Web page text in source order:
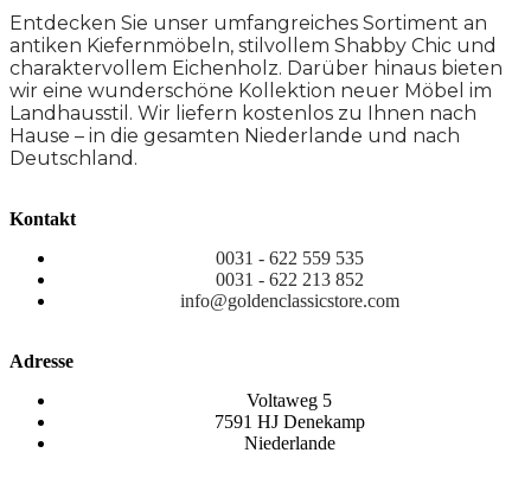
Entdecken Sie unser umfangreiches Sortiment an
antiken Kiefernmöbeln, stilvollem Shabby Chic und
charaktervollem Eichenholz. Darüber hinaus bieten
wir eine wunderschöne Kollektion neuer Möbel im
Landhausstil. Wir liefern kostenlos zu Ihnen nach
Hause – in die gesamten Niederlande und nach
Deutschland.
Kontakt
0031 - 622 559 535
0031 - 622 213 852
info@goldenclassicstore.com
Adresse
Voltaweg 5
7591 HJ Denekamp
Niederlande